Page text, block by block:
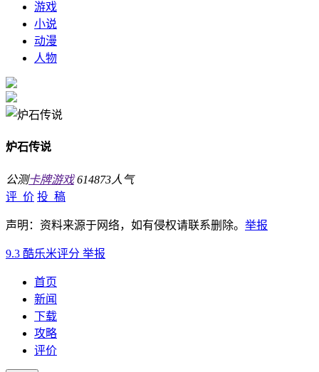
游戏
小说
动漫
人物
炉石传说
公测卡牌游戏 614873人气
评 价 投 稿
声明：资料来源于网络，如有侵权请联系删除。 举报
9.3 酷乐米评分 举报
首页
新闻
下载
攻略
评价